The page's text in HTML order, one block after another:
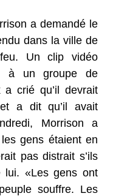
a demandé le
dans la ville de
Un clip vidéo
à un groupe de
a crié qu’il devrait
a dit qu’il avait
Morrison a
gens étaient en
pas distrait s’ils
lui. «Les gens ont
souffre. Les